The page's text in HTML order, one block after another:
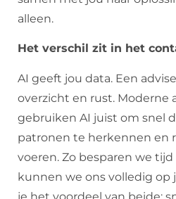
alleen.
Het verschil zit in het
AI geeft jou data. Een
overzicht en rust. Moderne
gebruiken AI juist om snel
patronen te herkennen en
voeren. Zo besparen we
kunnen we ons volledig op
je het voordeel van beide: